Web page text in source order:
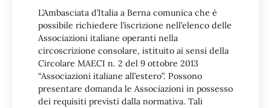
L’Ambasciata d’Italia a Berna comunica che è
possibile richiedere l’iscrizione nell’elenco delle
Associazioni italiane operanti nella
circoscrizione consolare, istituito ai sensi della
Circolare MAECI n. 2 del 9 ottobre 2013
“Associazioni italiane all’estero”. Possono
presentare domanda le Associazioni in possesso
dei requisiti previsti dalla normativa. Tali